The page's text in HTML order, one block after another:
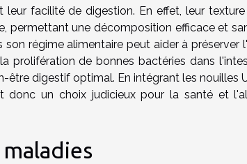
facilité de digestion. En effet, leur
permettant une décomposition efficace et
régime alimentaire peut aider à préserver
prolifération de bonnes bactéries dans
digestif optimal. En intégrant les nouilles
donc un choix judicieux pour la santé et